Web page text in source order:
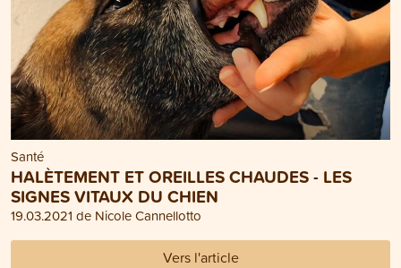
Santé
HALÈTEMENT ET OREILLES CHAUDES - LES
SIGNES VITAUX DU CHIEN
19.03.2021 de Nicole Cannellotto
Vers l'article